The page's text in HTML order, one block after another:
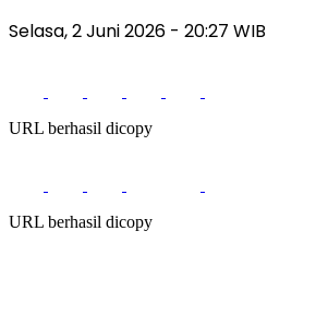
Selasa, 2 Juni 2026 - 20:27 WIB
URL berhasil dicopy
URL berhasil dicopy